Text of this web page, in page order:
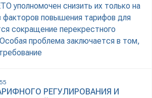
уполномочен снизить их только на
повышения тарифов для
сокращение перекрестного
проблема заключается в том,
РЕГУЛИРОВАНИЯ И